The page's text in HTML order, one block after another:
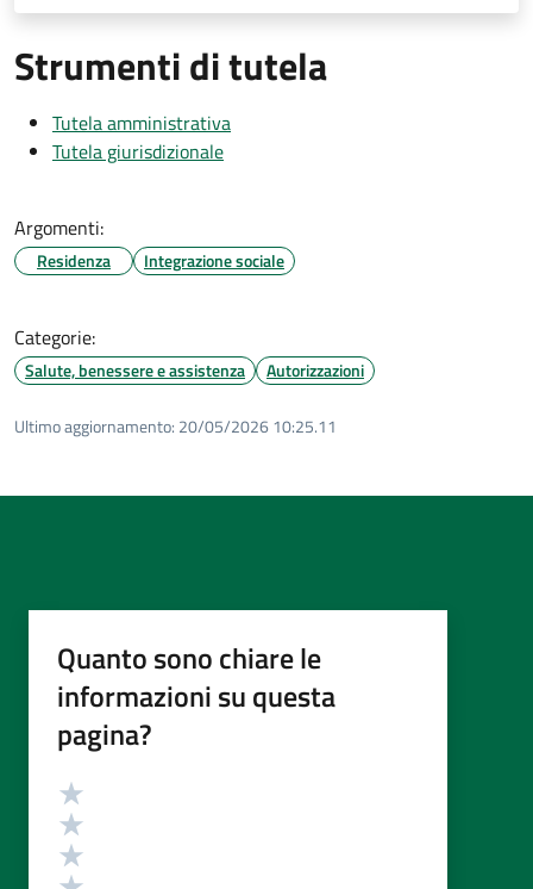
Strumenti di tutela
Tutela amministrativa
Tutela giurisdizionale
Argomenti:
Residenza Integrazione sociale
Categorie:
Salute, benessere e assistenza Autorizzazioni
Ultimo aggiornamento: 20/05/2026 10:25.11
Quanto sono chiare le
informazioni su questa
pagina?
Valutazione